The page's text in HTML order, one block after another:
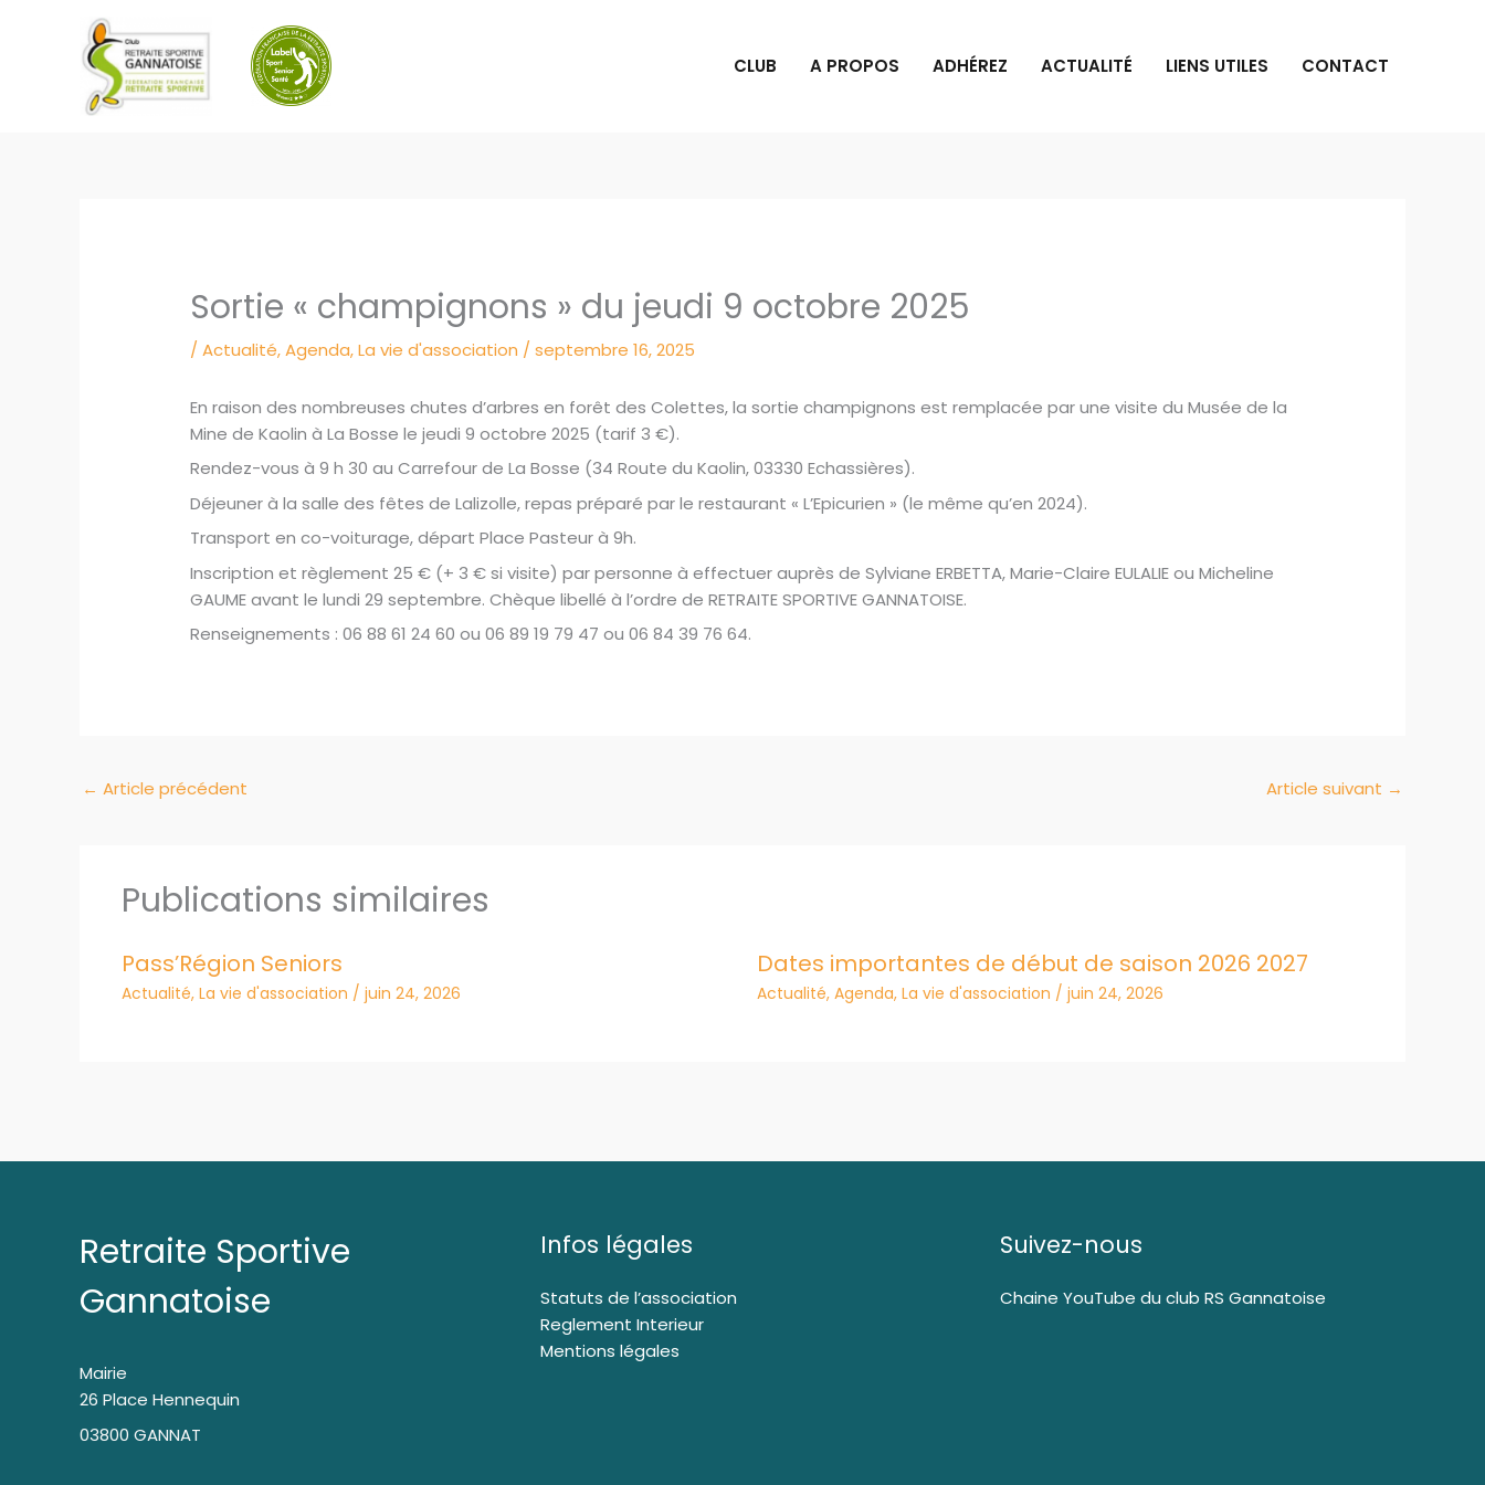
CLUB A PROPOS ADHÉREZ ACTUALITÉ LIENS UTILES CONTACT
Sortie « champignons » du jeudi 9 octobre 2025
/Actualité,Agenda,La vie d'association /septembre 16, 2025
En raison des nombreuses chutes d’arbres en forêt des Colettes, la sortie champignons est remplacée par une visite du Musée de la
Mine de Kaolin à La Bosse le jeudi 9 octobre 2025 (tarif 3 €).
Rendez-vous à 9 h 30 au Carrefour de La Bosse (34 Route du Kaolin, 03330 Echassières).
Déjeuner à la salle des fêtes de Lalizolle, repas préparé par le restaurant « L’Epicurien » (le même qu’en 2024).
Transport en co-voiturage, départ Place Pasteur à 9h.
Inscription et règlement 25 € (+ 3 € si visite) par personne à effectuer auprès de Sylviane ERBETTA, Marie-Claire EULALIE ou Micheline
GAUME avant le lundi 29 septembre. Chèque libellé à l’ordre de RETRAITE SPORTIVE GANNATOISE.
Renseignements : 06 88 61 24 60 ou 06 89 19 79 47 ou 06 84 39 76 64.
← Article précédent Article suivant →
Publications similaires
Pass’Région Seniors
Actualité, La vie d'association / juin 24, 2026
Dates importantes de début de saison 2026 2027
Actualité, Agenda, La vie d'association / juin 24, 2026
Retraite Sportive
Gannatoise
Mairie
26 Place Hennequin
03800 GANNAT
Infos légales
Statuts de l’association
Reglement Interieur
Mentions légales
Suivez-nous
Chaine YouTube du club RS Gannatoise